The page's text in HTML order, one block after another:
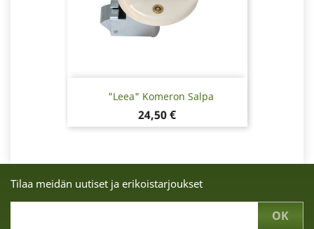
"Leea" Komeron Salpa
Hinta
24,50 €
Tilaa meidän uutiset ja erikoistarjoukset